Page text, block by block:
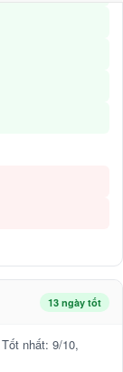
13 ngày tốt
nhất: 9/10,